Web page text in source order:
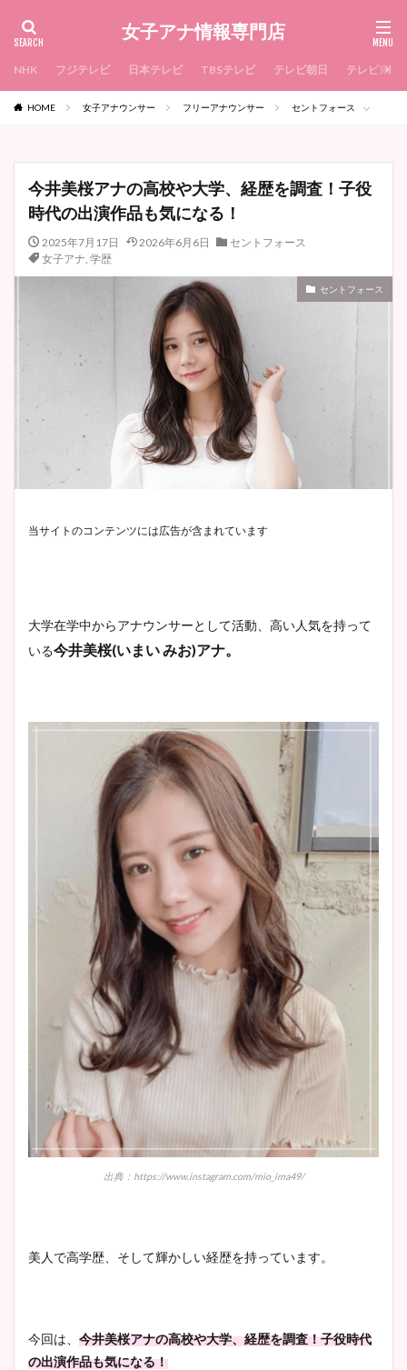
女子アナ情報専門店
NHK フジテレビ 日本テレビ TBSテレビ テレビ朝日 テレビ東京
HOME 女子アナウンサー フリーアナウンサー セントフォース
今井美桜アナの高校や大学、経歴を調査！子役
時代の出演作品も気になる！
2025年7月17日 2026年6月6日
セントフォース
女子アナ, 学歴
セントフォース
当サイトのコンテンツには広告が含まれています
大学在学中からアナウンサーとして活動、高い人気を持って
いる今井美桜(いまい みお)アナ。
出典：https://www.instagram.com/mio_ima49/
美人で高学歴、そして輝かしい経歴を持っています。
今回は、 今井美桜アナの高校や大学、経歴を調査！子役時代
の出演作品も気になる！